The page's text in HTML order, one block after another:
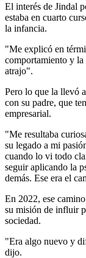
El interés de Jindal
estaba en cuarto
la infancia.
"Me explicó en
comportamiento y
atrajo".
Pero lo que la llevó
con su padre, que
empresarial.
"Me resultaba
su legado a mi
cuando lo vi todo
seguir aplicando la
demás. Ese era el
En 2022, ese
su misión de influir
sociedad.
"Era algo nuevo y
dijo.